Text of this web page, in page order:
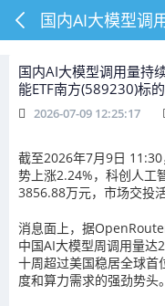
国内AI大模型调用量持
能ETF南方(589230)标
2026-07-09 12:25:17
截至2026年7月9日
势上涨2.24%，科创人工
3856.88万元，市场交投活
消息面上，据
中国AI大模型周调用量
十周超过美国稳居全球首
度和算力需求的强劲势头。